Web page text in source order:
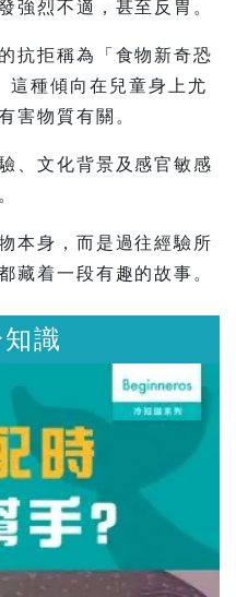
強烈不適，甚至反胃。
抗拒稱為「食物新奇恐
種傾向在兒童身上尤
害物質有關。
、文化背景及感官敏感
本身，而是過往經驗所
藏着一段有趣的故事。
其他冷知識